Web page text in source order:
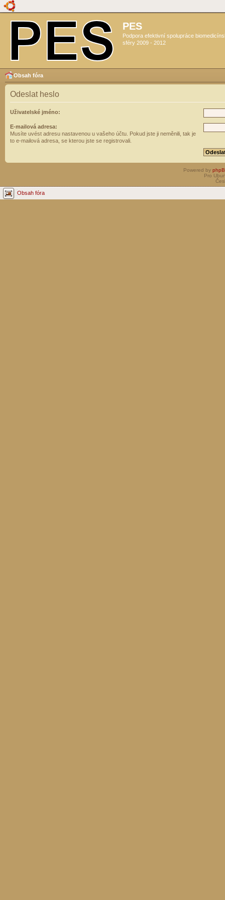
PES
Podpora efektivní spolupráce
sféry 2009 - 2012
Obsah fóra
Odeslat heslo
Uživatelské jméno:
E-mailová adresa:
Musíte uvést adresu nastavenou u vašeho účtu. Pokud jste ji neměnili, tak je
to e-mailová adresa, se kterou jste se registrovali.
Powered by
Pro
Obsah fóra